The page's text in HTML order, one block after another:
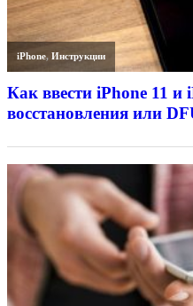
iPhone,Инструкции
Как ввести iPhone 11 и
восстановления или